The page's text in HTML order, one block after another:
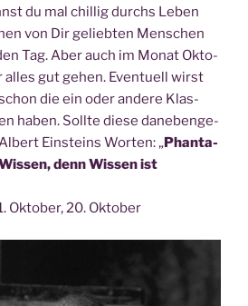
du mal chil­lig durchs Leben
von Dir gelieb­ten Men­schen
Tag. Aber auch im Monat Okto­
gut gehen. Even­tu­ell wirst
die ein oder ande­re Klas­
haben. Soll­te die­se dane­ben­ge­
Ein­steins Wor­ten: „Phan­ta­
denn Wis­sen ist
Okto­ber, 20. Oktober